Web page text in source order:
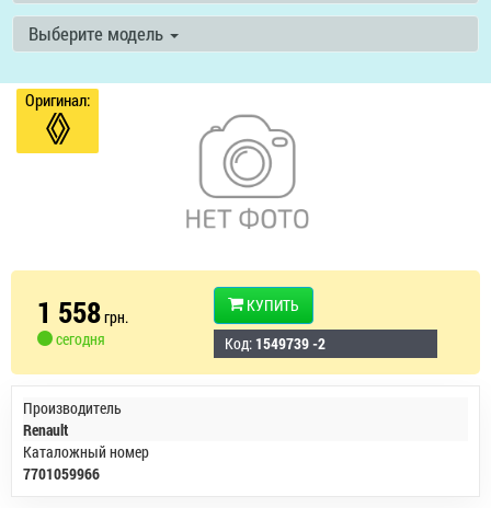
Выберите модель
Оригинал:
1 558грн.
сегодня
КУПИТЬ
Код: 1549739 -2
Производитель
Renault
Каталожный номер
7701059966